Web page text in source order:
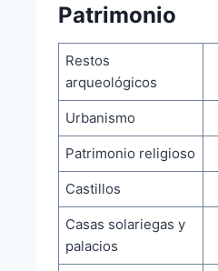
Patrimonio
Restos
arqueológicos
Urbanismo
Patrimonio religioso
Castillos
Casas solariegas y
palacios